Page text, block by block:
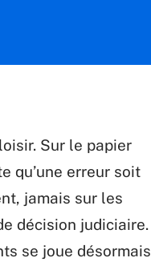
Sur le papier
qu’une erreur soit
jamais sur les
décision judiciaire.
se joue désormais